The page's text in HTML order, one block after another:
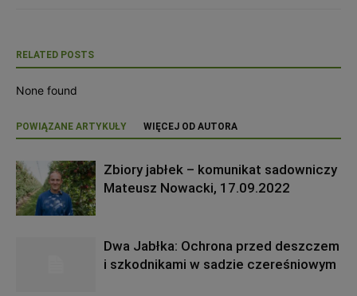
RELATED POSTS
None found
POWIĄZANE ARTYKUŁY WIĘCEJ OD AUTORA
Zbiory jabłek – komunikat sadowniczy
Mateusz Nowacki, 17.09.2022
Dwa Jabłka: Ochrona przed deszczem
i szkodnikami w sadzie czereśniowym